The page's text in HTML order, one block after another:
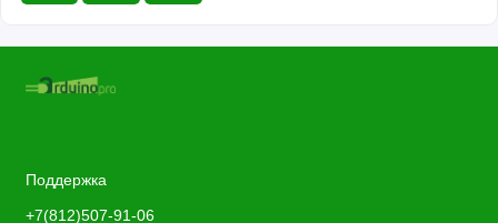
Поддержка
+7(812)507-91-06